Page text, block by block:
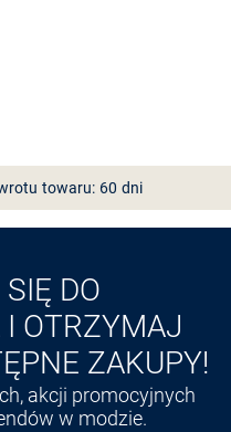
towaru: 60 dni
VANGRAAF
DO
OTRZYMAJ
ZAKUPY!
akcji promocyjnych
w modzie.